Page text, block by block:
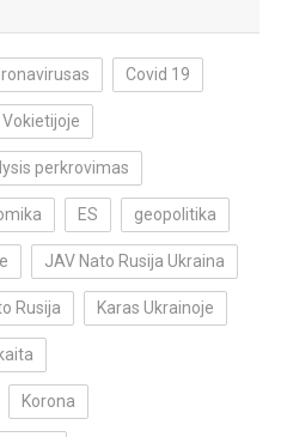
Covid 19
perkrovimas
ES geopolitika
JAV Nato Rusija Ukraina
Rusija Karas Ukrainoje
Korona